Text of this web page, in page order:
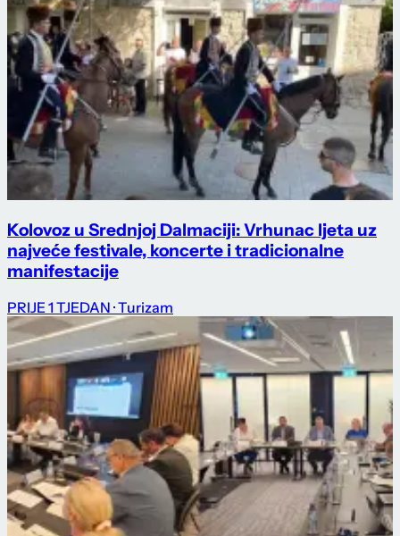
Kolovoz u Srednjoj Dalmaciji: Vrhunac ljeta uz
najveće festivale, koncerte i tradicionalne
manifestacije
PRIJE 1 TJEDAN · Turizam